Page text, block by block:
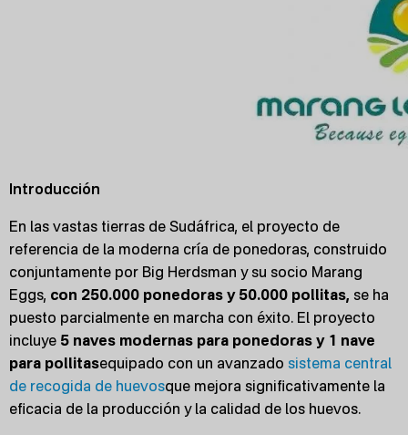
Introducción
En las vastas tierras de Sudáfrica, el proyecto de
referencia de la moderna cría de ponedoras, construido
conjuntamente por Big Herdsman y su socio Marang
Eggs, con 250.000 ponedoras y 50.000 pollitas, se ha
puesto parcialmente en marcha con éxito. El proyecto
incluye 5 naves modernas para ponedoras y 1 nave
para pollitasequipado con un avanzado sistema central
de recogida de huevosque mejora significativamente la
eficacia de la producción y la calidad de los huevos.